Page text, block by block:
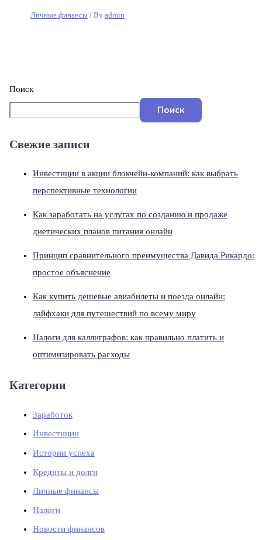
Поиск
Поиск
Свежие записи
Инвестиции в акции блокчейн-компаний: как выбрать
перспективные технологии
Как заработать на услугах по созданию и продаже
диетических планов питания онлайн
Принцип сравнительного преимущества Давида Рикардо:
простое объяснение
Как купить дешевые авиабилеты и поезда онлайн:
лайфхаки для путешествий по всему миру
Налоги для каллиграфов: как правильно платить и
оптимизировать расходы
Категории
Заработок
Инвестиции
Истории успеха
Кредиты и долги
Личные финансы
Налоги
Новости финансов
Личные финансы / Byadmin